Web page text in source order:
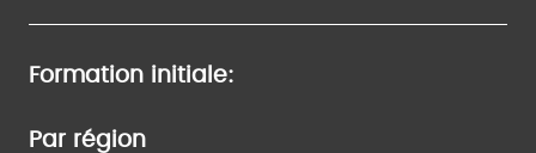
Formation initiale:
Par région